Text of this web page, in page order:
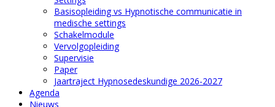
Basisopleiding vs Hypnotische communicatie in
medische settings
Schakelmodule
Vervolgopleiding
Supervisie
Paper
Jaartraject Hypnosedeskundige 2026-2027
Agenda
Nieuws